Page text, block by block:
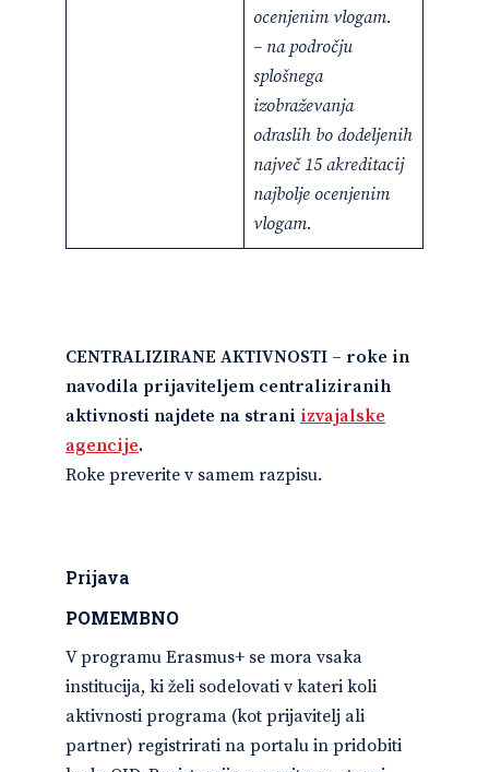
ocenjenim vlogam.
– na področju
splošnega
izobraževanja
odraslih bo dodeljenih
največ 15 akreditacij
najbolje ocenjenim
vlogam.
CENTRALIZIRANE AKTIVNOSTI – roke in
navodila prijaviteljem centraliziranih
aktivnosti najdete na strani izvajalske
agencije.
Roke preverite v samem razpisu.
Prijava
POMEMBNO
V programu Erasmus+ se mora vsaka
institucija, ki želi sodelovati v kateri koli
aktivnosti programa (kot prijavitelj ali
partner) registrirati na portalu in pridobiti